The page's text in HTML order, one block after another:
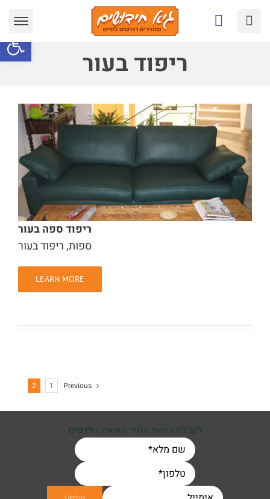
פתח
ריפוד בעור
ריפוד ספה בעור
ספות,ריפוד בעור
LEARN MORE
Previous
1
2
לקבלת הצעת מחיר השאירו פרטים